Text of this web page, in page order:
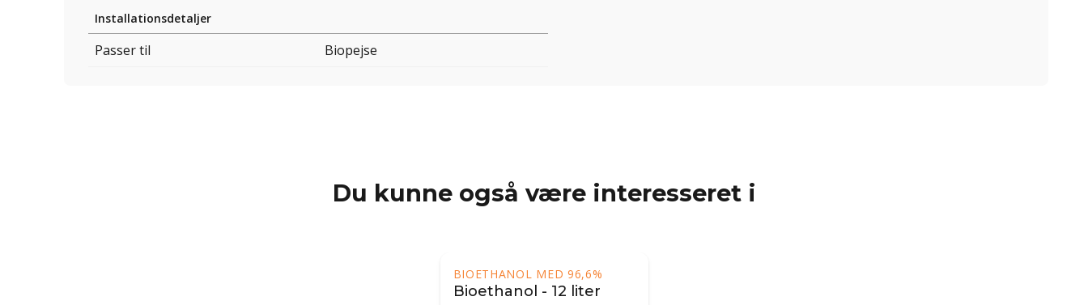
Installationsdetaljer
Passer til Biopejse
Du kunne også være interesseret i
BIOETHANOL MED 96,6%
Bioethanol - 12 liter